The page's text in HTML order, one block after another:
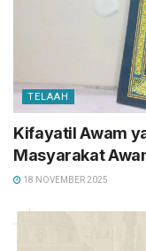
TELAAH
Kifayatil Awam
Masyarakat
18 NOVEMBER 2025